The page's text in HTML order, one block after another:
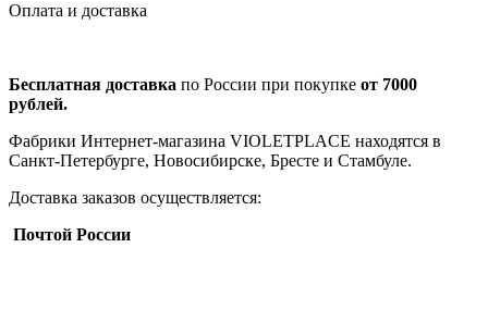
Оплата и доставка
Бесплатная доставка по России при покупке от 7000
рублей.
Фабрики Интернет-магазина VIOLETPLACE находятся в
Санкт-Петербурге, Новосибирске, Бресте и Стамбуле.
Доставка заказов осуществляется:
Почтой России